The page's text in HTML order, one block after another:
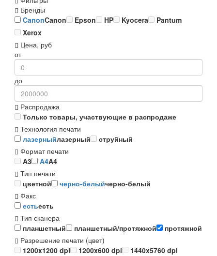
Бренды
CanonCanon Epson HP Kyocera
Pantum
Xerox
Цена, руб
от
до
Распродажа
Только товары, участвующие в распродаже
Технология печати
лазерныйлазерный
струйный
Формат печати
A3
A4A4
Тип печати
цветной
черно-белыйчерно-белый
Факс
естьесть
Тип сканера
планшетный
планшетный/протяжной
протяжной
Разрешение печати (цвет)
1200x1200 dpi
1200x600 dpi
1440x5760 dpi